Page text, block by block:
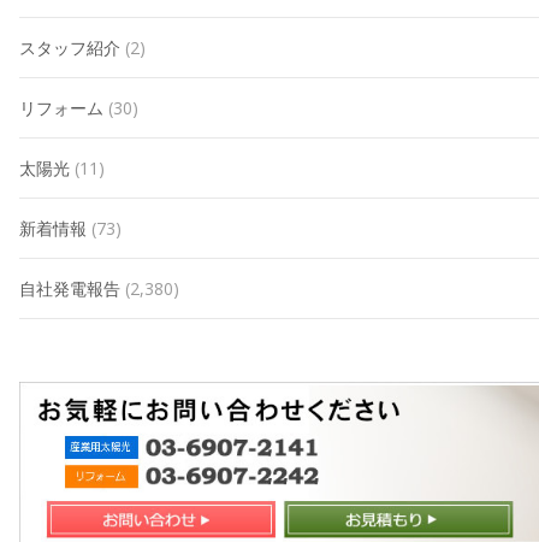
スタッフ紹介 (2)
リフォーム (30)
太陽光 (11)
新着情報 (73)
自社発電報告 (2,380)